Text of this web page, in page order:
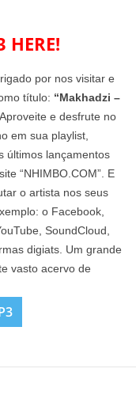
HERE!
por nos visitar e
título: “Makhadzi –
e desfrute no
em sua playlist,
últimos lançamentos
“NHIMBO.COM”. E
o artista nos seus
o Facebook,
SoundCloud,
digiats. Um grande
vasto acervo de